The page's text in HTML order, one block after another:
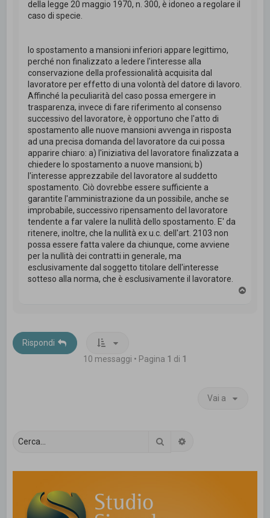
della legge 20 maggio 1970, n. 300, è idoneo a regolare il
caso di specie.
lo spostamento a mansioni inferiori appare legittimo,
perché non finalizzato a ledere l'interesse alla
conservazione della professionalità acquisita dal
lavoratore per effetto di una volontà del datore di lavoro.
Affinché la peculiarità del caso possa emergere in
trasparenza, invece di fare riferimento al consenso
successivo del lavoratore, è opportuno che l'atto di
spostamento alle nuove mansioni avvenga in risposta
ad una precisa domanda del lavoratore da cui possa
apparire chiaro: a) l'iniziativa del lavoratore finalizzata a
chiedere lo spostamento a nuove mansioni; b)
l'interesse apprezzabile del lavoratore al suddetto
spostamento. Ciò dovrebbe essere sufficiente a
garantite l'amministrazione da un possibile, anche se
improbabile, successivo ripensamento del lavoratore
tendente a far valere la nullità dello spostamento. E' da
ritenere, inoltre, che la nullità ex u.c. dell'art. 2103 non
possa essere fatta valere da chiunque, come avviene
per la nullità dei contratti in generale, ma
esclusivamente dal soggetto titolare dell'interesse
sotteso alla norma, che è esclusivamente il lavoratore.
Rispondi
10 messaggi • Pagina 1 di 1
Vai a
Cerca